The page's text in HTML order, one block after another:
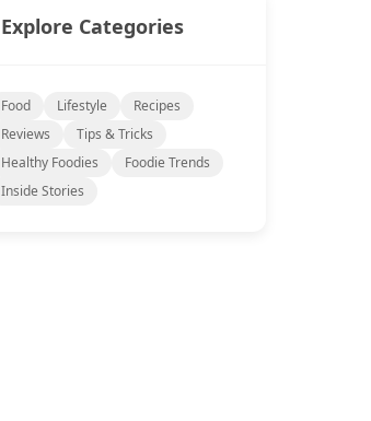
Explore Categories
Food Lifestyle
Recipes
Reviews
Tips & Tricks
Healthy Foodies
Foodie Trends
Inside Stories